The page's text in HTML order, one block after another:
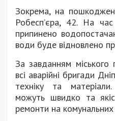
Зокрема, на
Робесп’єра, 42. На
припинено
води буде відновлено
За завданням міського
всі аварійні бригади
техніку та
можуть швидко та
ремонти на